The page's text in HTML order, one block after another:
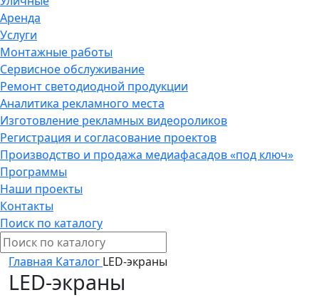
Аренда
Услуги
Монтажные работы
Сервисное обслуживание
Ремонт светодиодной продукции
Аналитика рекламного места
Изготовление рекламных видеороликов
Регистрация и согласование проектов
Производство и продажа медиафасадов «под ключ»
Программы
Наши проекты
Контакты
Поиск по каталогу
Главная Каталог LED-экраны
LED-экраны